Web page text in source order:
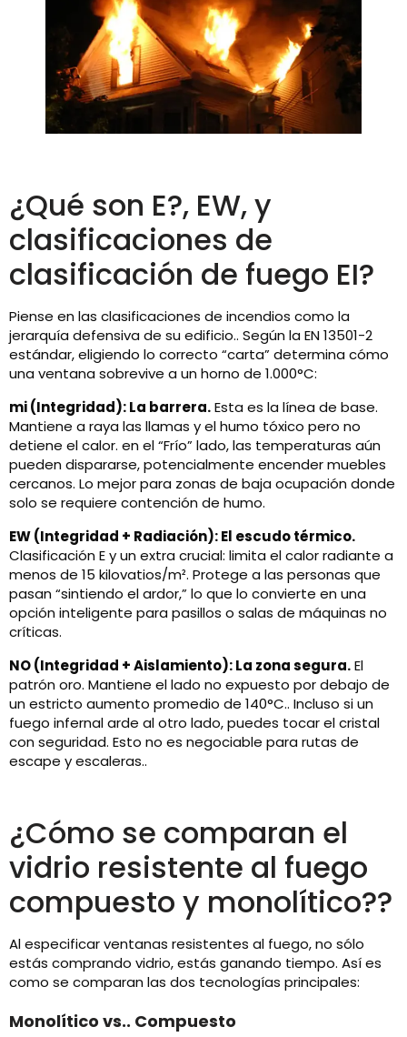
¿Qué son E?, EW, y
clasificaciones de
clasificación de fuego EI?
Piense en las clasificaciones de incendios como la
jerarquía defensiva de su edificio.. Según la EN 13501-2
estándar, eligiendo lo correcto “carta” determina cómo
una ventana sobrevive a un horno de 1.000°C:
mi (Integridad): La barrera.Esta es la línea de base.
Mantiene a raya las llamas y el humo tóxico pero no
detiene el calor. en el “Frío” lado, las temperaturas aún
pueden dispararse, potencialmente encender muebles
cercanos. Lo mejor para zonas de baja ocupación donde
solo se requiere contención de humo.
EW (Integridad + Radiación): El escudo térmico.
Clasificación E y un extra crucial: limita el calor radiante a
menos de 15 kilovatios/m². Protege a las personas que
pasan “sintiendo el ardor,” lo que lo convierte en una
opción inteligente para pasillos o salas de máquinas no
críticas.
NO (Integridad + Aislamiento): La zona segura.El
patrón oro. Mantiene el lado no expuesto por debajo de
un estricto aumento promedio de 140°C.. Incluso si un
fuego infernal arde al otro lado, puedes tocar el cristal
con seguridad. Esto no es negociable para rutas de
escape y escaleras..
¿Cómo se comparan el
vidrio resistente al fuego
compuesto y monolítico??
Al especificar ventanas resistentes al fuego, no sólo
estás comprando vidrio, estás ganando tiempo. Así es
como se comparan las dos tecnologías principales:
Monolítico vs.. Compuesto